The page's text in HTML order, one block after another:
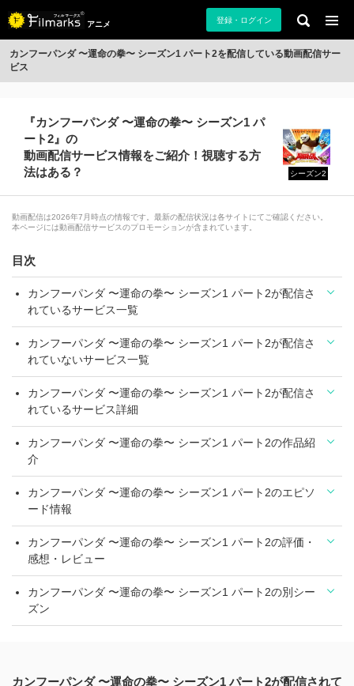
アニメ 登録・ログイン
カンフーパンダ 〜運命の拳〜 シーズン1 パート2を配信している動画配信サー
ビス
『カンフーパンダ 〜運命の拳〜 シーズン1 パ
ート2』の
動画配信サービス情報をご紹介！視聴する方
法はある？
シーズン2
動画配信は2026年7月時点の情報です。最新の配信状況は各サイトにてご確認ください。
本ページには動画配信サービスのプロモーションが含まれています。
目次
カンフーパンダ 〜運命の拳〜 シーズン1 パート2が配信さ
れているサービス一覧
カンフーパンダ 〜運命の拳〜 シーズン1 パート2が配信さ
れていないサービス一覧
カンフーパンダ 〜運命の拳〜 シーズン1 パート2が配信さ
れているサービス詳細
カンフーパンダ 〜運命の拳〜 シーズン1 パート2の作品紹
介
カンフーパンダ 〜運命の拳〜 シーズン1 パート2のエピソ
ード情報
カンフーパンダ 〜運命の拳〜 シーズン1 パート2の評価・
感想・レビュー
カンフーパンダ 〜運命の拳〜 シーズン1 パート2の別シー
ズン
カンフーパンダ 〜運命の拳〜 シーズン1 パート2が配信されて